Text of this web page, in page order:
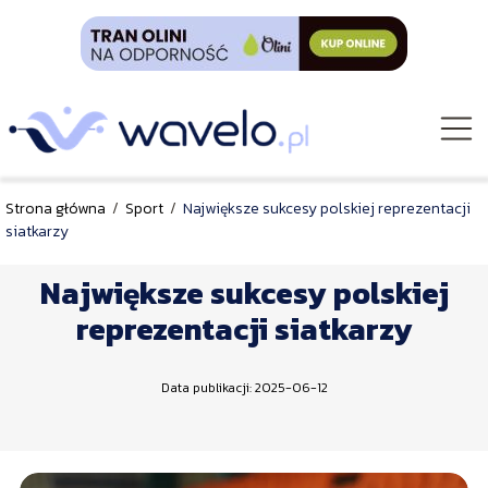
Strona główna / Sport / Największe sukcesy polskiej reprezentacji
siatkarzy
Największe sukcesy polskiej
reprezentacji siatkarzy
Data publikacji: 2025-06-12